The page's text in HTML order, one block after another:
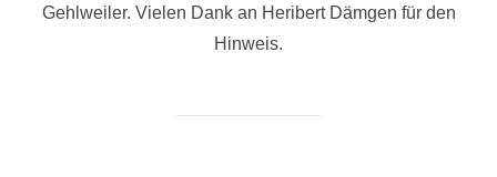
Gehlweiler. Vielen Dank an Heribert Dämgen für den
Hinweis.